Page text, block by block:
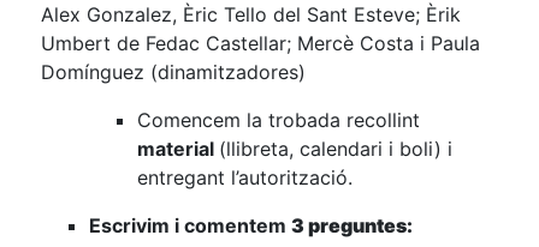
Alex Gonzalez, Èric Tello del Sant Esteve; Èrik
Umbert de Fedac Castellar; Mercè Costa i Paula
Domínguez (dinamitzadores)
Comencem la trobada recollint
material (llibreta, calendari i boli) i
entregant l’autorització.
Escrivim i comentem3 preguntes: